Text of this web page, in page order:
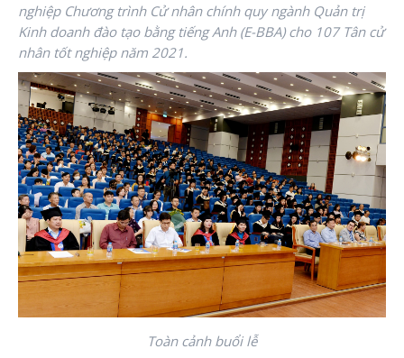
nghiệp Chương trình Cử nhân chính quy ngành Quản trị
Kinh doanh đào tạo bằng tiếng Anh (E-BBA) cho 107 Tân cử
nhân tốt nghiệp năm 2021.
Toàn cảnh buổi lễ